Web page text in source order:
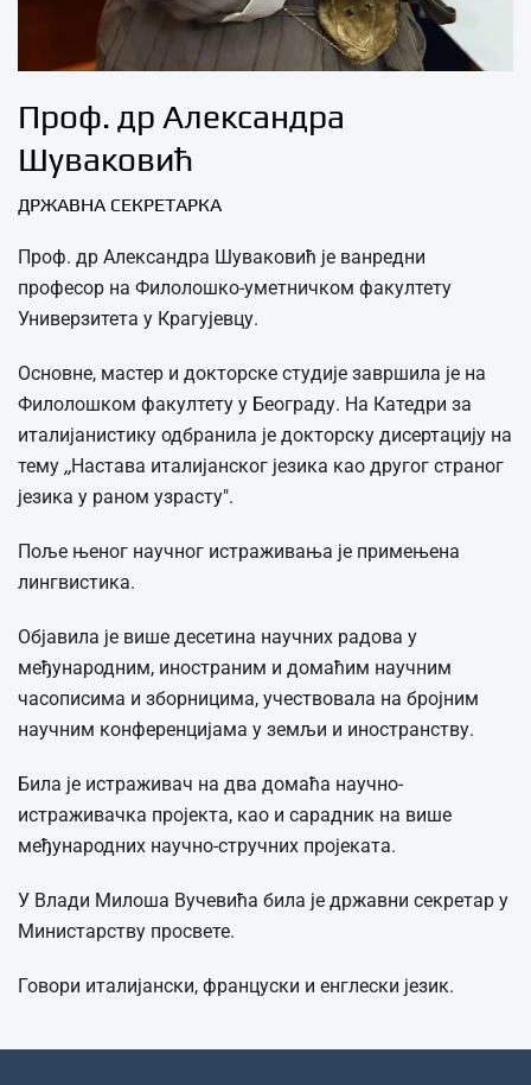
Проф. др Александра
Шуваковић
ДРЖАВНА СЕКРЕТАРКА
Проф. др Александра Шуваковић је ванредни
професор на Филолошко-уметничком факултету
Универзитета у Крагујевцу.
Основне, мастер и докторске студије завршила је на
Филолошком факултету у Београду. На Катедри за
италијанистику одбранила је докторску дисертацију на
тему ,,Настава италијанског језика као другог страног
језика у раном узрасту".
Поље њеног научног истраживања је примењена
лингвистика.
Објавила је више десетина научних радова у
међународним, иностраним и домаћим научним
часописима и зборницима, учествовала на бројним
научним конференцијама у земљи и иностранству.
Била је истраживач на два домаћа научно-
истраживачка пројекта, као и сарадник на више
међународних научно-стручних пројеката.
У Влади Милоша Вучевића била је државни секретар у
Министарству просвете.
Говори италијански, француски и енглески језик.